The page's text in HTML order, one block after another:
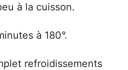
à la cuisson.
à 180°.
refroidissements